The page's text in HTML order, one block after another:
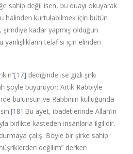
sahip değil isen, bu duayı okuyarak
halinden kurtulabilmek için bütün
kadar yapmış olduğun
yanlışlıkların telafisi için elinden
[17] dediğinde ise gizli şirki
şöyle buyuruyor: Artık Rabbiyle
bulunsun ve Rabbinin kulluğunda
[18] Bu ayet, ibadetlerinde Allah’ın
birlikte kasteden insanlarla ilgilidir.
çalış. Böyle bir şirke sahip
değilim” derken